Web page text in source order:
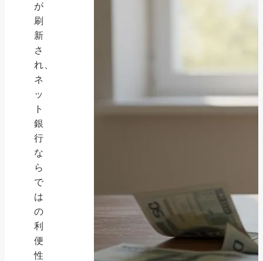
が
刷
新
さ
れ、
ネ
ッ
ト
銀
行
な
ら
で
は
の
利
便
性